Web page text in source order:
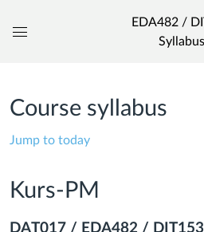
EDA482 /
Syllabus
Course syllabus
Jump to today
Kurs-PM
DAT017 / EDA482 /